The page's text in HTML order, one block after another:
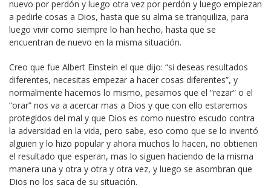
nuevo por perdón y luego otra vez por perdón y luego empiezan
a pedirle cosas a Dios, hasta que su alma se tranquiliza, para
luego vivir como siempre lo han hecho, hasta que se
encuentran de nuevo en la misma situación.
Creo que fue Albert Einstein el que dijo: “si deseas resultados
diferentes, necesitas empezar a hacer cosas diferentes”, y
normalmente hacemos lo mismo, pesamos que el “rezar” o el
“orar” nos va a acercar mas a Dios y que con ello estaremos
protegidos del mal y que Dios es como nuestro escudo contra
la adversidad en la vida, pero sabe, eso como que se lo inventó
alguien y lo hizo popular y ahora muchos lo hacen, no obtienen
el resultado que esperan, mas lo siguen haciendo de la misma
manera una y otra y otra y otra vez, y luego se asombran que
Dios no los saca de su situación.